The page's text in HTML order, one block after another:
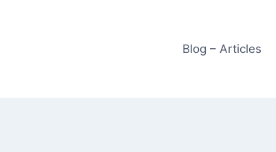
Blog – Articles